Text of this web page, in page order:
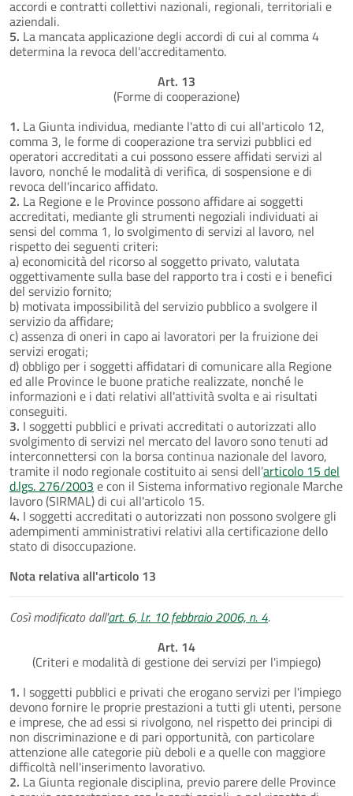
accordi e contratti collettivi nazionali, regionali, territoriali e
aziendali.
5. La mancata applicazione degli accordi di cui al comma 4
determina la revoca dell'accreditamento.
Art. 13
(Forme di cooperazione)
1. La Giunta individua, mediante l'atto di cui all'articolo 12,
comma 3, le forme di cooperazione tra servizi pubblici ed
operatori accreditati a cui possono essere affidati servizi al
lavoro, nonché le modalità di verifica, di sospensione e di
revoca dell'incarico affidato.
2. La Regione e le Province possono affidare ai soggetti
accreditati, mediante gli strumenti negoziali individuati ai
sensi del comma 1, lo svolgimento di servizi al lavoro, nel
rispetto dei seguenti criteri:
a) economicità del ricorso al soggetto privato, valutata
oggettivamente sulla base del rapporto tra i costi e i benefici
del servizio fornito;
b) motivata impossibilità del servizio pubblico a svolgere il
servizio da affidare;
c) assenza di oneri in capo ai lavoratori per la fruizione dei
servizi erogati;
d) obbligo per i soggetti affidatari di comunicare alla Regione
ed alle Province le buone pratiche realizzate, nonché le
informazioni e i dati relativi all'attività svolta e ai risultati
conseguiti.
3. I soggetti pubblici e privati accreditati o autorizzati allo
svolgimento di servizi nel mercato del lavoro sono tenuti ad
interconnettersi con la borsa continua nazionale del lavoro,
tramite il nodo regionale costituito ai sensi dell’articolo 15 del
d.lgs. 276/2003 e con il Sistema informativo regionale Marche
lavoro (SIRMAL) di cui all'articolo 15.
4. I soggetti accreditati o autorizzati non possono svolgere gli
adempimenti amministrativi relativi alla certificazione dello
stato di disoccupazione.
Nota relativa all'articolo 13
Così modificato dall'art. 6, l.r. 10 febbraio 2006, n. 4.
Art. 14
(Criteri e modalità di gestione dei servizi per l'impiego)
1. I soggetti pubblici e privati che erogano servizi per l'impiego
devono fornire le proprie prestazioni a tutti gli utenti, persone
e imprese, che ad essi si rivolgono, nel rispetto dei principi di
non discriminazione e di pari opportunità, con particolare
attenzione alle categorie più deboli e a quelle con maggiore
difficoltà nell'inserimento lavorativo.
2. La Giunta regionale disciplina, previo parere delle Province